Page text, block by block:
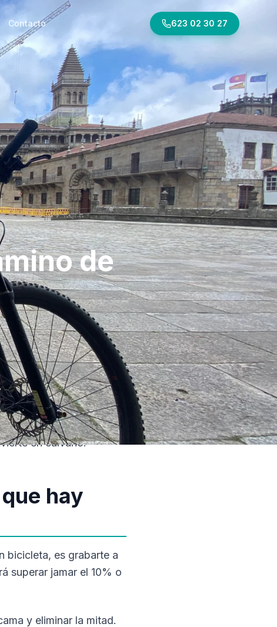
Contacto 623 02 30 27
de
mucho mayor que
un factor real y la
en calvario.
hay
bicicleta, es grabarte a
superar jamar el 10% o
y eliminar la mitad.